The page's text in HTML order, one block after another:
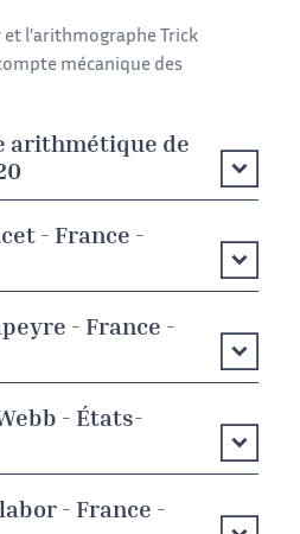
et l’arithmographe Trick
mécanique des
arithmétique de
- France -
- France -
- États-
- France -